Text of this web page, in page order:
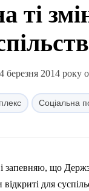
ті
березня 2014 року
Соціальна
запевняю, що
для